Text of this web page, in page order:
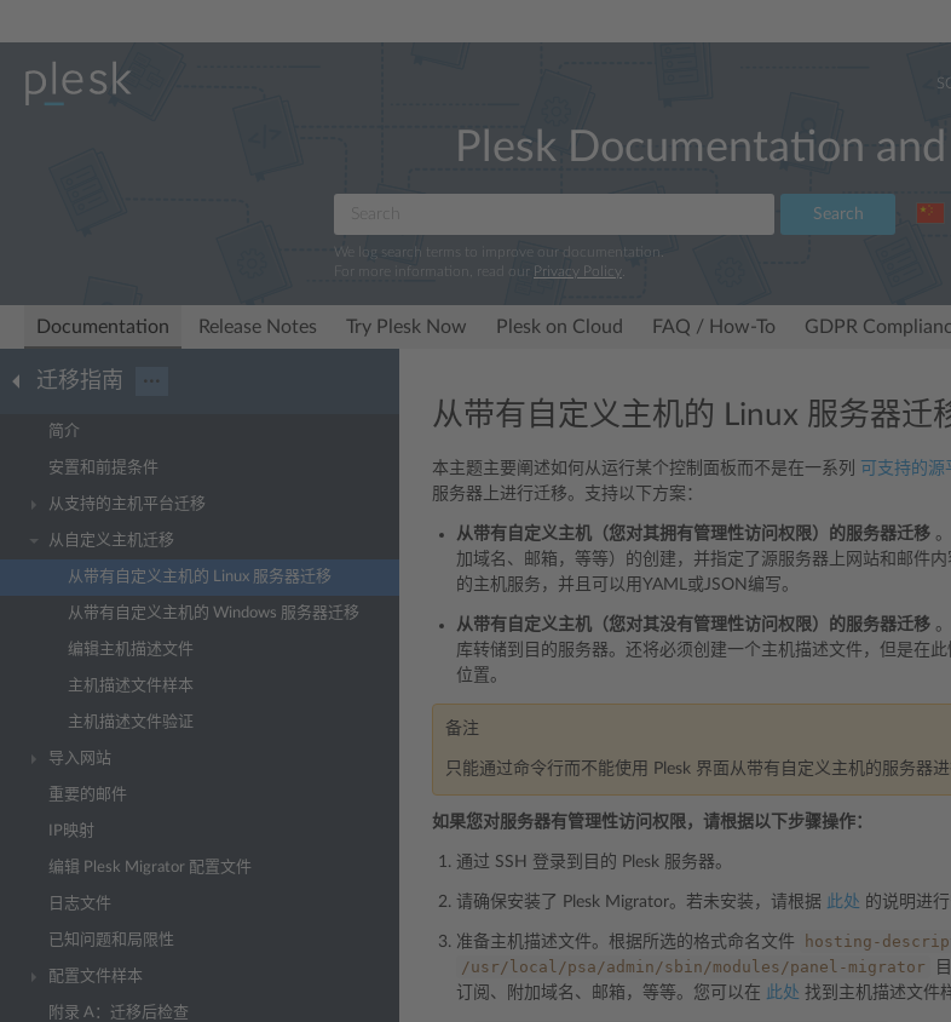
Plesk Documentation
Search
We log search terms to improve our documentation.
For more information, read our Privacy Policy
Documentation Release Notes Try Plesk Now Plesk on Cloud FAQ / How-To GDPR
迁移指南 ···
简介
安置和前提条件
从支持的主机平台迁移
从自定义主机迁移
从带有自定义主机的 Linux 服务器迁移
从带有自定义主机的 Windows 服务器迁移
编辑主机描述文件
主机描述文件样本
主机描述文件验证
导入网站
重要的邮件
IP映射
编辑 Plesk Migrator 配置文件
日志文件
已知问题和局限性
配置文件样本
附录 A：迁移后检查
从带有自定义主机的 Linux 服务器迁
本主题主要阐述如何从运行某个控制面板而不是在一系列 可支持的源
服务器上进行迁移。支持以下方案：
从带有自定义主机（您对其拥有管理性访问权限）的服务器迁移
加域名、邮箱，等等）的创建，并指定了源服务器上网站和邮件
的主机服务，并且可以用YAML或JSON编写。
从带有自定义主机（您对其没有管理性访问权限）的服务器迁移
库转储到目的服务器。还将必须创建一个主机描述文件，但是在
位置。
备注
只能通过命令行而不能使用 Plesk 界面从带有自定义主机的服务器进
如果您对服务器有管理性访问权限，请根据以下步骤操作：
通过 SSH 登录到目的 Plesk 服务器。
请确保安装了 Plesk Migrator。若未安装，请根据 此处 的说明进行
准备主机描述文件。根据所选的格式命名文件 hosting-
/usr/local/psa/admin/sbin/modules/panel-migrator
订阅、附加域名、邮箱，等等。您可以在
此处 找到主机描述文件